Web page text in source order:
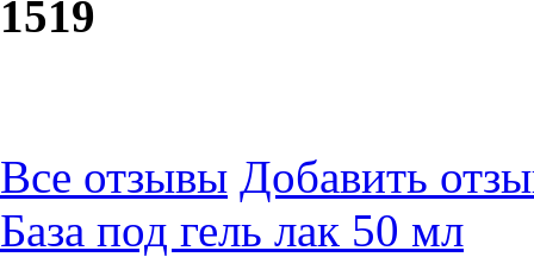
1519
Все отзывы Добавить
База под гель лак 50 мл